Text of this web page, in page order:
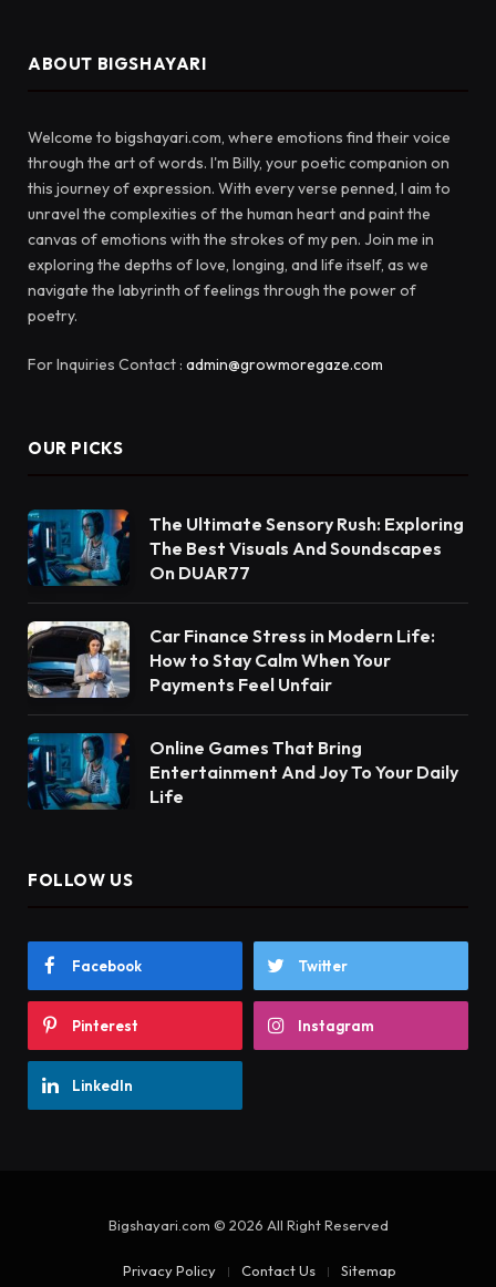
ABOUT BIGSHAYARI
Welcome to bigshayari.com, where emotions find their voice
through the art of words. I'm Billy, your poetic companion on
this journey of expression. With every verse penned, I aim to
unravel the complexities of the human heart and paint the
canvas of emotions with the strokes of my pen. Join me in
exploring the depths of love, longing, and life itself, as we
navigate the labyrinth of feelings through the power of
poetry.
For Inquiries Contact : admin@growmoregaze.com
OUR PICKS
The Ultimate Sensory Rush: Exploring
The Best Visuals And Soundscapes
On DUAR77
Car Finance Stress in Modern Life:
How to Stay Calm When Your
Payments Feel Unfair
Online Games That Bring
Entertainment And Joy To Your Daily
Life
FOLLOW US
Facebook Twitter
Pinterest Instagram
LinkedIn
Bigshayari.com © 2026 All Right Reserved
Privacy Policy Contact Us Sitemap